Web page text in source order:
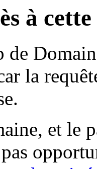
à
de
la
et le